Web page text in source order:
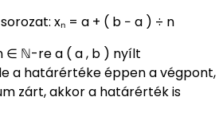
xₙ = a + ( b − a ) ÷ n
∈ ℕ-re a ( a , b ) nyílt
a határértéke éppen a végpont,
zárt, akkor a határérték is